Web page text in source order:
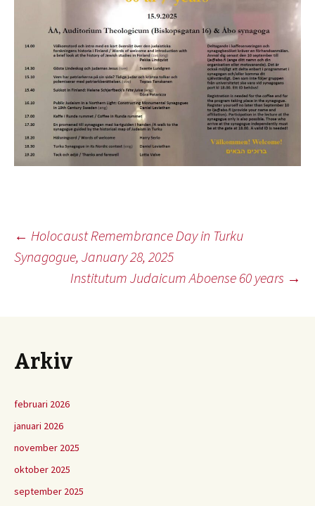
Inläggsnavigering
← Holocaust Remembrance Day in Turku
Synagogue, January 28, 2025
Institutum Judaicum Aboense 60 years →
Arkiv
februari 2026
januari 2026
november 2025
oktober 2025
september 2025